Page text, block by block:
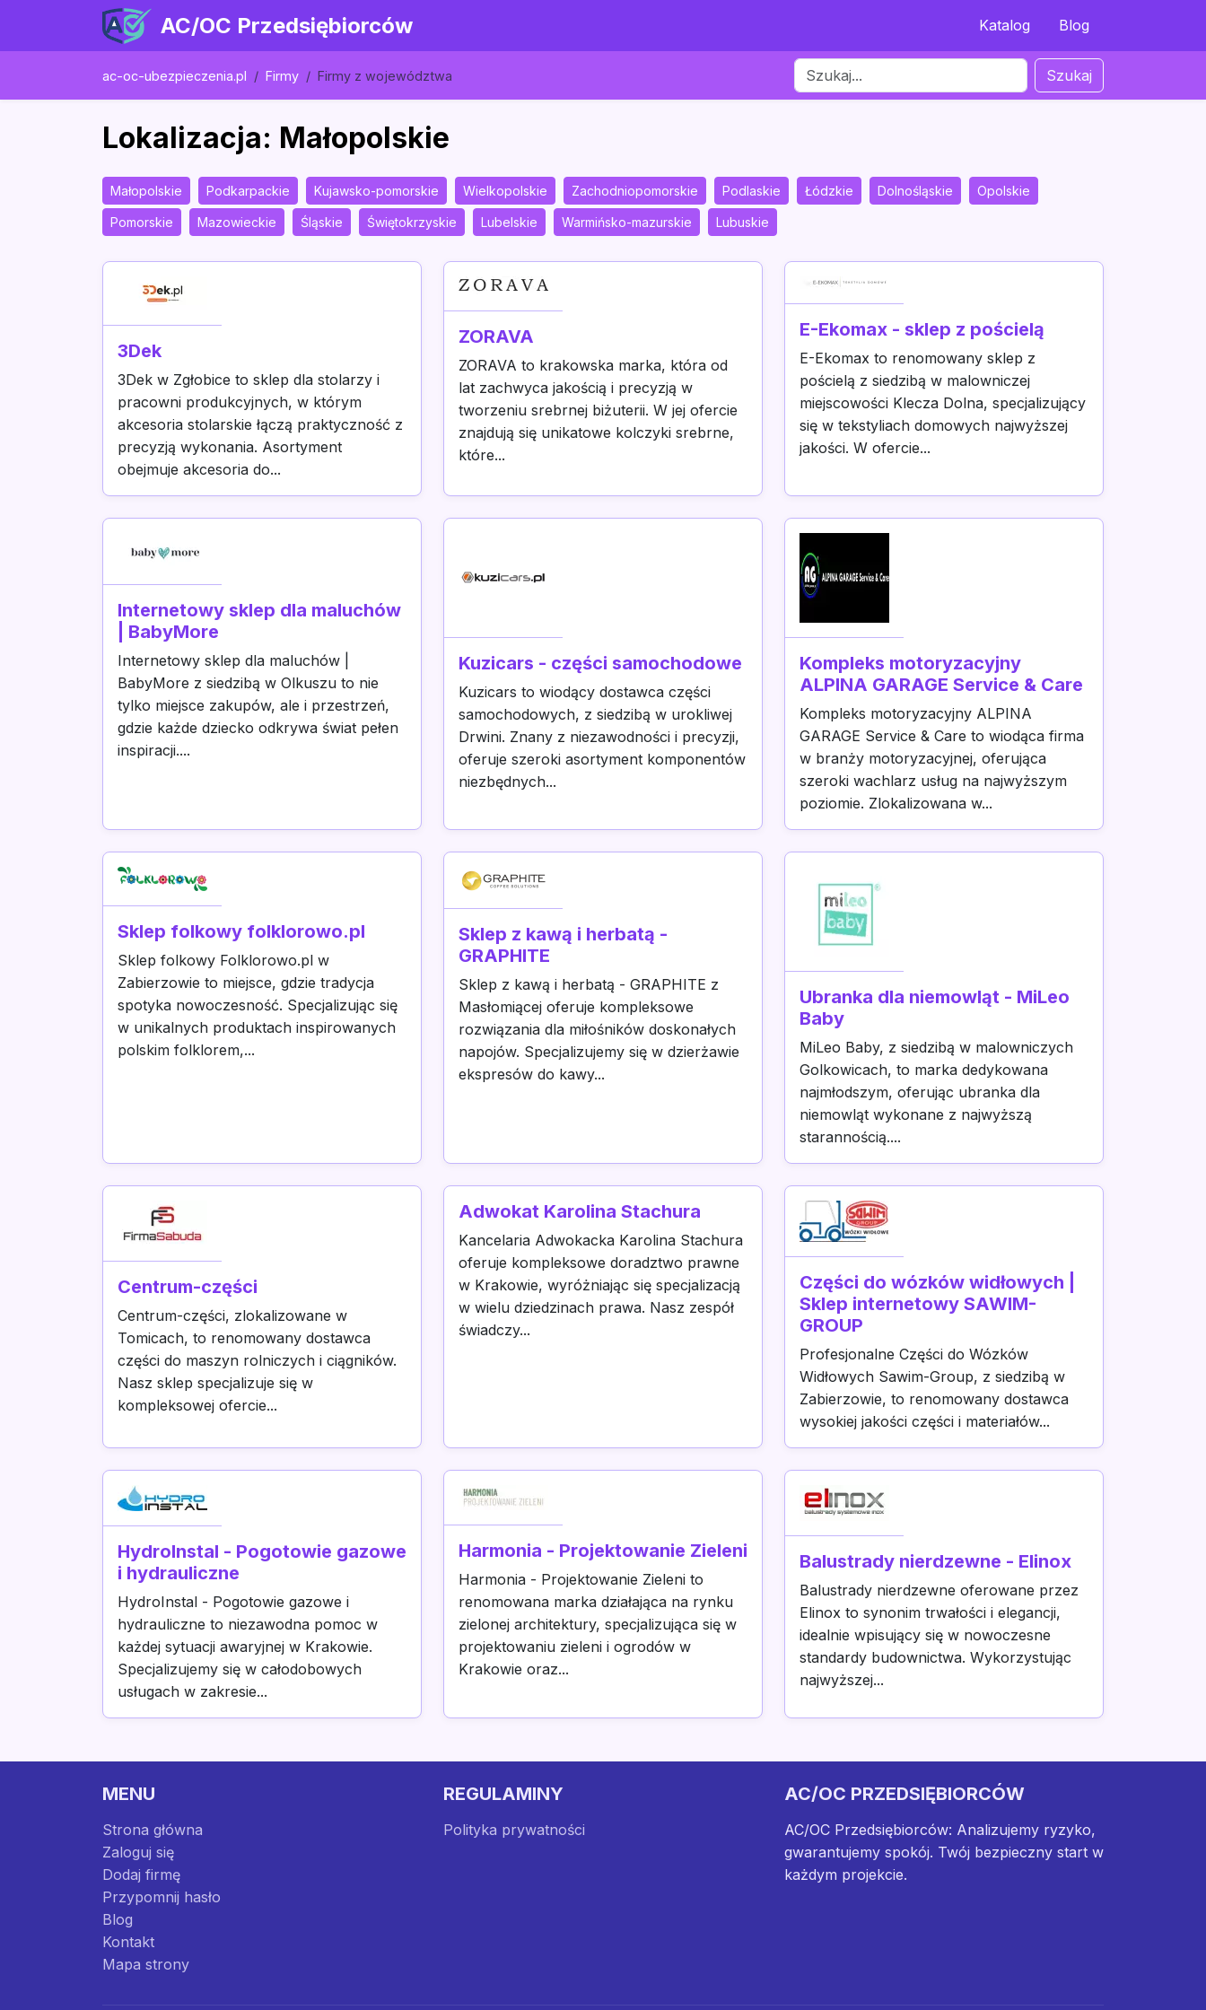
AC/OC Przedsiębiorców Katalog Blog
ac-oc-ubezpieczenia.pl Firmy Firmy z województwa Szukaj
Lokalizacja: Małopolskie
Małopolskie Podkarpackie Kujawsko-pomorskie Wielkopolskie Zachodniopomorskie Podlaskie Łódzkie Dolnośląskie Opolskie
Pomorskie Mazowieckie Śląskie Świętokrzyskie Lubelskie Warmińsko-mazurskie Lubuskie
3Dek
3Dek w Zgłobice to sklep dla stolarzy i
pracowni produkcyjnych, w którym
akcesoria stolarskie łączą praktyczność z
precyzją wykonania. Asortyment
obejmuje akcesoria do...
ZORAVA
ZORAVA to krakowska marka, która od
lat zachwyca jakością i precyzją w
tworzeniu srebrnej biżuterii. W jej ofercie
znajdują się unikatowe kolczyki srebrne,
które...
E-Ekomax - sklep z pościelą
E-Ekomax to renomowany sklep z
pościelą z siedzibą w malowniczej
miejscowości Klecza Dolna, specjalizujący
się w tekstyliach domowych najwyższej
jakości. W ofercie...
Internetowy sklep dla maluchów
| BabyMore
Internetowy sklep dla maluchów |
BabyMore z siedzibą w Olkuszu to nie
tylko miejsce zakupów, ale i przestrzeń,
gdzie każde dziecko odkrywa świat pełen
inspiracji....
Kuzicars - części samochodowe
Kuzicars to wiodący dostawca części
samochodowych, z siedzibą w urokliwej
Drwini. Znany z niezawodności i precyzji,
oferuje szeroki asortyment komponentów
niezbędnych...
Kompleks motoryzacyjny
ALPINA GARAGE Service & Care
Kompleks motoryzacyjny ALPINA
GARAGE Service & Care to wiodąca firma
w branży motoryzacyjnej, oferująca
szeroki wachlarz usług na najwyższym
poziomie. Zlokalizowana w...
Sklep folkowy folklorowo.pl
Sklep folkowy Folklorowo.pl w
Zabierzowie to miejsce, gdzie tradycja
spotyka nowoczesność. Specjalizując się
w unikalnych produktach inspirowanych
polskim folklorem,...
Sklep z kawą i herbatą -
GRAPHITE
Sklep z kawą i herbatą - GRAPHITE z
Masłomiącej oferuje kompleksowe
rozwiązania dla miłośników doskonałych
napojów. Specjalizujemy się w dzierżawie
ekspresów do kawy...
Ubranka dla niemowląt - MiLeo
Baby
MiLeo Baby, z siedzibą w malowniczych
Golkowicach, to marka dedykowana
najmłodszym, oferując ubranka dla
niemowląt wykonane z najwyższą
starannością....
Centrum-części
Centrum-części, zlokalizowane w
Tomicach, to renomowany dostawca
części do maszyn rolniczych i ciągników.
Nasz sklep specjalizuje się w
kompleksowej ofercie...
Adwokat Karolina Stachura
Kancelaria Adwokacka Karolina Stachura
oferuje kompleksowe doradztwo prawne
w Krakowie, wyróżniając się specjalizacją
w wielu dziedzinach prawa. Nasz zespół
świadczy...
Części do wózków widłowych |
Sklep internetowy SAWIM-
GROUP
Profesjonalne Części do Wózków
Widłowych Sawim-Group, z siedzibą w
Zabierzowie, to renomowany dostawca
wysokiej jakości części i materiałów...
HydroInstal - Pogotowie gazowe
i hydrauliczne
HydroInstal - Pogotowie gazowe i
hydrauliczne to niezawodna pomoc w
każdej sytuacji awaryjnej w Krakowie.
Specjalizujemy się w całodobowych
usługach w zakresie...
Harmonia - Projektowanie Zieleni
Harmonia - Projektowanie Zieleni to
renomowana marka działająca na rynku
zielonej architektury, specjalizująca się w
projektowaniu zieleni i ogrodów w
Krakowie oraz...
Balustrady nierdzewne - Elinox
Balustrady nierdzewne oferowane przez
Elinox to synonim trwałości i elegancji,
idealnie wpisujący się w nowoczesne
standardy budownictwa. Wykorzystując
najwyższej...
MENU
Strona główna
Zaloguj się
Dodaj firmę
Przypomnij hasło
Blog
Kontakt
Mapa strony
REGULAMINY
Polityka prywatności
AC/OC PRZEDSIĘBIORCÓW
AC/OC Przedsiębiorców: Analizujemy ryzyko,
gwarantujemy spokój. Twój bezpieczny start w
każdym projekcie.